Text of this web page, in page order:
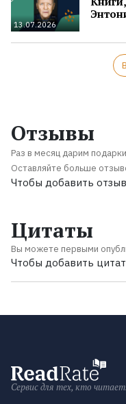
13.07.2026
Отзывы
Раз в месяц дарим
Оставляйте больше
Чтобы добавить
Цитаты
Вы можете первыми
Чтобы добавить
Сервис для тех, кто читает.